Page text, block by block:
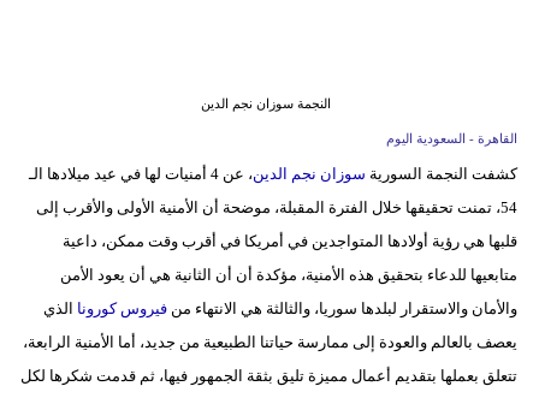
وتكنولوجيا
بيئة
مدوَّنات
فيديو
النجمة سوزان نجم الدين
القاهرة - السعودية اليوم
كشفت النجمة السورية سوزان نجم الدين
، عن 4 أمنيات لها في عيد ميلادها الـ
54، تمنت تحقيقها خلال الفترة المقبلة، موضحة أن الأمنية الأولى والأقرب إلى
قلبها هي رؤية أولادها المتواجدين في أمريكا في أقرب وقت ممكن، داعية
متابعيها للدعاء بتحقيق هذه الأمنية، مؤكدة أن أن الثانية هي أن يعود الأمن
والأمان والاستقرار لبلدها سوريا، والثالثة هي الانتهاء من فيروس كورونا الذي
يعصف بالعالم والعودة إلى ممارسة حياتنا الطبيعية من جديد، أما الأمنية الرابعة،
تتعلق بعملها بتقديم أعمال مميزة تليق بثقة الجمهور فيها، ثم قدمت شكرها لكل